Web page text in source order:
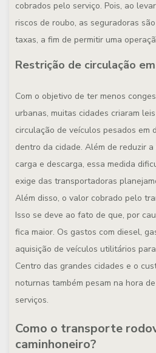
cobrados pelo serviço. Pois, ao
riscos de roubo, as seguradoras
taxas, a fim de permitir uma
Restrição de circulação
Com o objetivo de ter menos
urbanas, muitas cidades criaram
circulação de veículos pesados em
dentro da cidade. Além de reduzir
carga e descarga, essa medida
exige das transportadoras
Além disso, o valor cobrado pelo
Isso se deve ao fato de que, por
fica maior. Os gastos com diesel,
aquisição de veículos utilitários
Centro das grandes cidades e o
noturnas também pesam na hora
serviços.
Como o transporte
caminhoneiro?